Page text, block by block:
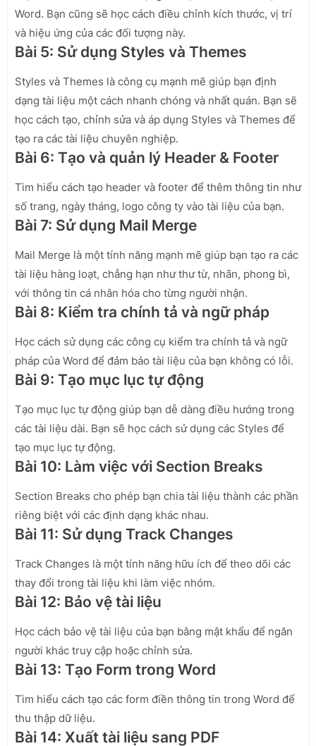
Word. Bạn cũng sẽ học cách điều chỉnh kích thước, vị trí
và hiệu ứng của các đối tượng này.
Bài 5: Sử dụng Styles và Themes
Styles và Themes là công cụ mạnh mẽ giúp bạn định
dạng tài liệu một cách nhanh chóng và nhất quán. Bạn sẽ
học cách tạo, chỉnh sửa và áp dụng Styles và Themes để
tạo ra các tài liệu chuyên nghiệp.
Bài 6: Tạo và quản lý Header & Footer
Tìm hiểu cách tạo header và footer để thêm thông tin như
số trang, ngày tháng, logo công ty vào tài liệu của bạn.
Bài 7: Sử dụng Mail Merge
Mail Merge là một tính năng mạnh mẽ giúp bạn tạo ra các
tài liệu hàng loạt, chẳng hạn như thư từ, nhãn, phong bì,
với thông tin cá nhân hóa cho từng người nhận.
Bài 8: Kiểm tra chính tả và ngữ pháp
Học cách sử dụng các công cụ kiểm tra chính tả và ngữ
pháp của Word để đảm bảo tài liệu của bạn không có lỗi.
Bài 9: Tạo mục lục tự động
Tạo mục lục tự động giúp bạn dễ dàng điều hướng trong
các tài liệu dài. Bạn sẽ học cách sử dụng các Styles để
tạo mục lục tự động.
Bài 10: Làm việc với Section Breaks
Section Breaks cho phép bạn chia tài liệu thành các phần
riêng biệt với các định dạng khác nhau.
Bài 11: Sử dụng Track Changes
Track Changes là một tính năng hữu ích để theo dõi các
thay đổi trong tài liệu khi làm việc nhóm.
Bài 12: Bảo vệ tài liệu
Học cách bảo vệ tài liệu của bạn bằng mật khẩu để ngăn
người khác truy cập hoặc chỉnh sửa.
Bài 13: Tạo Form trong Word
Tìm hiểu cách tạo các form điền thông tin trong Word để
thu thập dữ liệu.
Bài 14: Xuất tài liệu sang PDF